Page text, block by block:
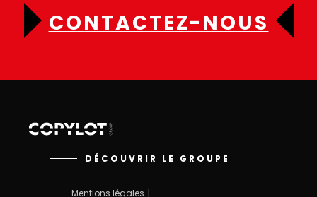
CONTACTEZ-NOUS
DÉCOUVRIR LE GROUPE
Mentions légales